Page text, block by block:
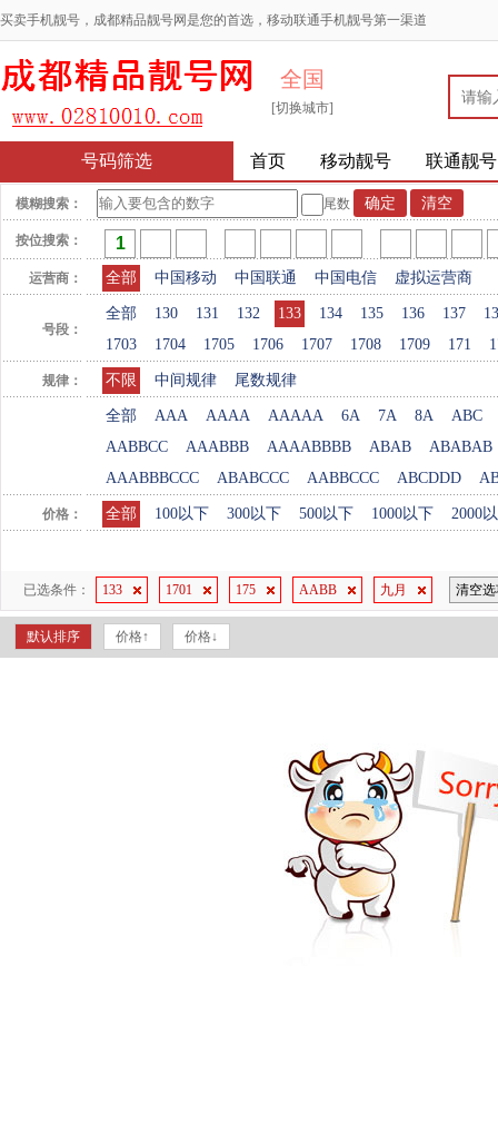
买卖手机靓号，成都精品靓号网是您的首选，移动联通手机靓号第一渠道
全国
[切换城市]
号码筛选 首页 移动靓号 联通靓号
模糊搜索： 尾数
按位搜索：
运营商： 全部 中国移动 中国联通 中国电信 虚拟运营商
号段：
全部 130 131 132 133 134 135 136 137
1703
1704 1705 1706 1707 1708 1709 171
规律： 不限 中间规律 尾数规律
全部 AAA AAAA AAAAA 6A 7A 8A
ABC
AABBCC
AAABBB AAAABBBB ABAB
ABABAB
AAABBBCCC
ABABCCC AABBCCC ABCDDD
价格： 全部 100以下 300以下 500以下 1000以下 2000
已选条件： 133 1701 175 AABB 九月 清空
默认排序 价格↑ 价格↓